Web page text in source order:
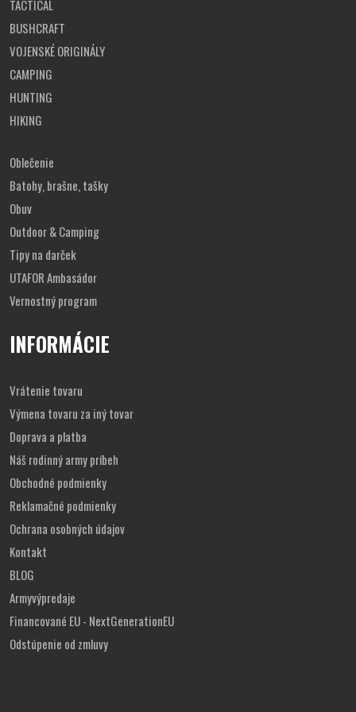
TACTICAL
BUSHCRAFT
VOJENSKÉ ORIGINÁLY
CAMPING
HUNTING
HIKING
Oblečenie
Batohy, brašne, tašky
Obuv
Outdoor & Camping
Tipy na darček
UTAFOR Ambasádor
Vernostný program
INFORMÁCIE
Vrátenie tovaru
Výmena tovaru za iný tovar
Doprava a platba
Náš rodinný army príbeh
Obchodné podmienky
Reklamačné podmienky
Ochrana osobných údajov
Kontakt
BLOG
Armyvýpredaje
Financované EU - NextGenerationEU
Odstúpenie od zmluvy